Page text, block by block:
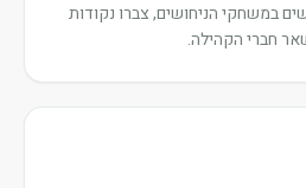
במשחקי הניחושים, צברו נקודות
חברי הקהילה.